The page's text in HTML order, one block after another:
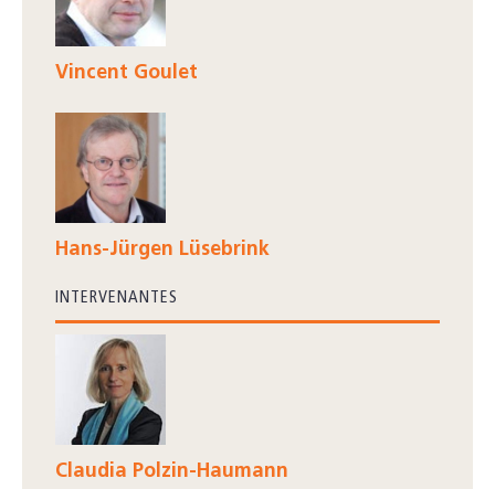
Vincent Goulet
Hans-Jürgen Lüsebrink
INTERVENANTES
Claudia Polzin-Haumann